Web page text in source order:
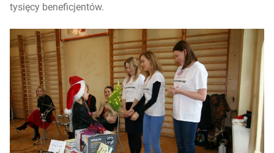
tysięcy beneficjentów.